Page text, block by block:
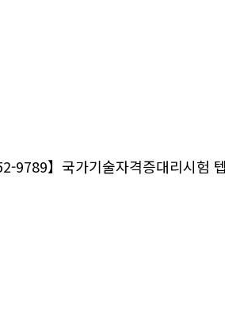
】국가기술자격증대리시험